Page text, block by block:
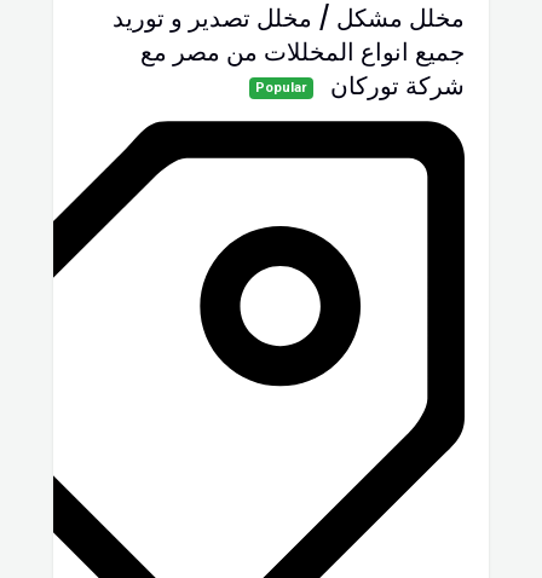
مخلل مشكل / مخلل تصدير و توريد
جميع انواع المخللات من مصر مع
شركة توركان
Popular